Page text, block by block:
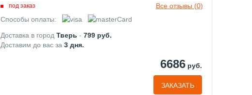
Все отзывы (0)
под заказ
Способы оплаты:
Доставка в город Тверь - 799 руб.
Доставим до вас за 3 дня.
6686руб.
ЗАКАЗАТЬ